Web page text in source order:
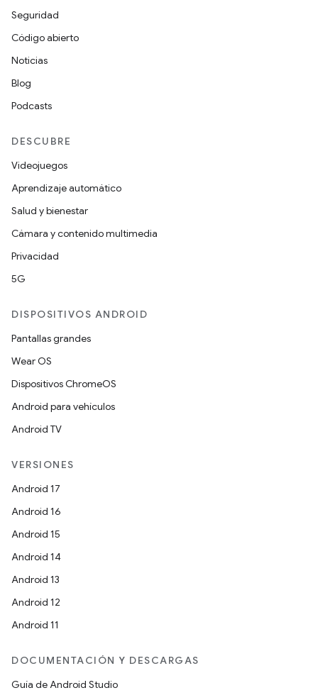
Seguridad
Código abierto
Noticias
Blog
Podcasts
DESCUBRE
Videojuegos
Aprendizaje automático
Salud y bienestar
Cámara y contenido multimedia
Privacidad
5G
DISPOSITIVOS ANDROID
Pantallas grandes
Wear OS
Dispositivos ChromeOS
Android para vehículos
Android TV
VERSIONES
Android 17
Android 16
Android 15
Android 14
Android 13
Android 12
Android 11
DOCUMENTACIÓN Y DESCARGAS
Guía de Android Studio